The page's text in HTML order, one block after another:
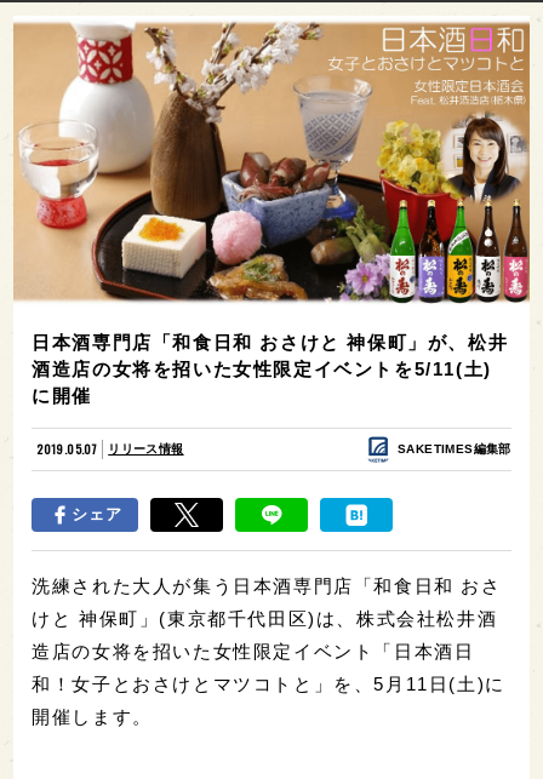
日本酒専門店「和食日和 おさけと 神保町」が、松井
酒造店の女将を招いた女性限定イベントを5/11(土)
に開催
2019.05.07 リリース情報 SAKETIMES編集部
シェア
洗練された大人が集う日本酒専門店「和食日和 おさ
けと 神保町」(東京都千代田区)は、株式会社松井酒
造店の女将を招いた女性限定イベント「日本酒日
和！女子とおさけとマツコトと」を、5月11日(土)に
開催します。